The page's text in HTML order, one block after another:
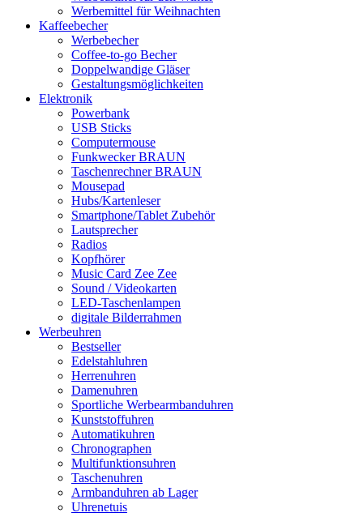
Werbemittel für Weihnachten
Kaffeebecher
Werbebecher
Coffee-to-go Becher
Doppelwandige Gläser
Gestaltungsmöglichkeiten
Elektronik
Powerbank
USB Sticks
Computermouse
Funkwecker BRAUN
Taschenrechner BRAUN
Mousepad
Hubs/Kartenleser
Smartphone/Tablet Zubehör
Lautsprecher
Radios
Kopfhörer
Music Card Zee Zee
Sound / Videokarten
LED-Taschenlampen
digitale Bilderrahmen
Werbeuhren
Bestseller
Edelstahluhren
Herrenuhren
Damenuhren
Sportliche Werbearmbanduhren
Kunststoffuhren
Automatikuhren
Chronographen
Multifunktionsuhren
Taschenuhren
Armbanduhren ab Lager
Uhrenetuis